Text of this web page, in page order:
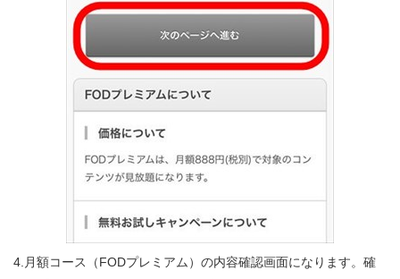
4.月額コース（FODプレミアム）の内容確認画面になります。確